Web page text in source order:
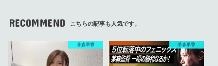
RECOMMEND こちらの記事も人気です。
茅森早香 茅森早香